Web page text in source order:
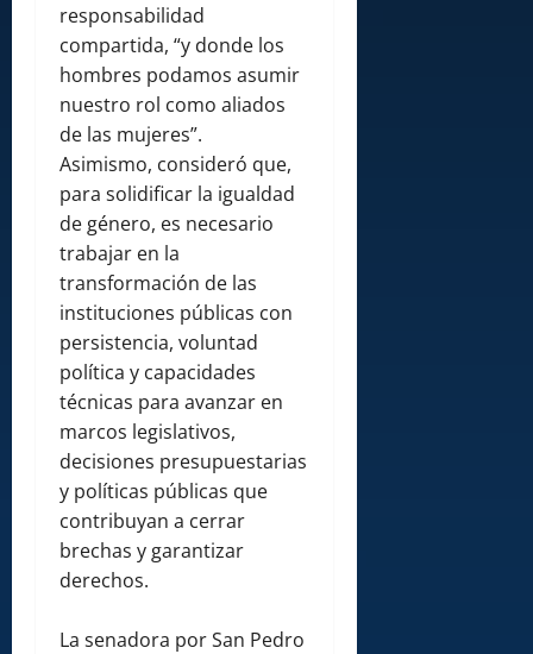
responsabilidad
compartida, “y donde los
hombres podamos asumir
nuestro rol como aliados
de las mujeres”.
Asimismo, consideró que,
para solidificar la igualdad
de género, es necesario
trabajar en la
transformación de las
instituciones públicas con
persistencia, voluntad
política y capacidades
técnicas para avanzar en
marcos legislativos,
decisiones presupuestarias
y políticas públicas que
contribuyan a cerrar
brechas y garantizar
derechos.
La senadora por San Pedro